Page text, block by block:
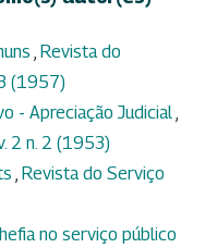
, Revista do
(1957)
- Apreciação Judicial,
2 n. 2 (1953)
, Revista do Serviço
no serviço público